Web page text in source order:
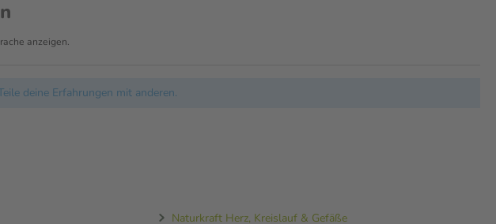
anzeigen.
deine Erfahrungen mit anderen.
Naturkraft Herz, Kreislauf & Gefäße